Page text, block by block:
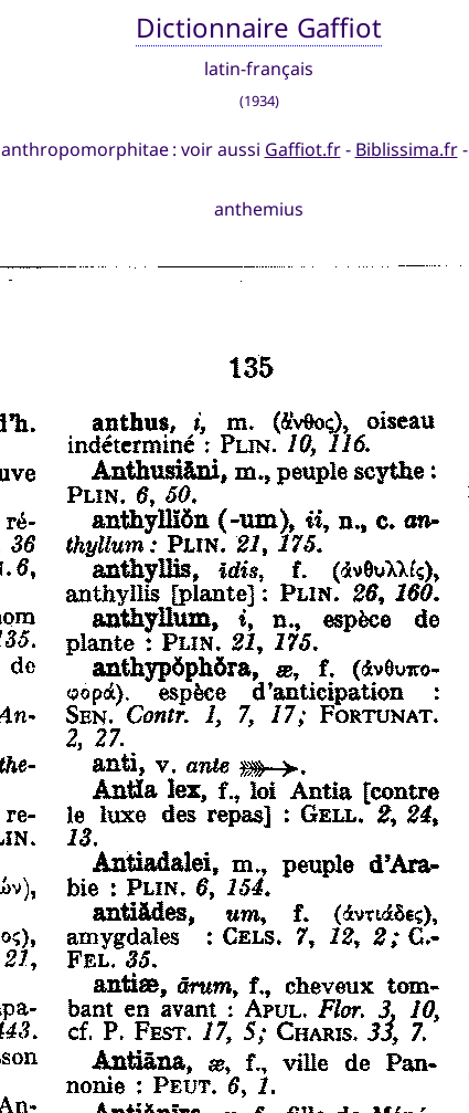
Dictionnaire Gaffiot
latin-français
(1934)
anthropomorphitae : voir aussi Gaffiot.fr- Biblissima.fr-
anthemius